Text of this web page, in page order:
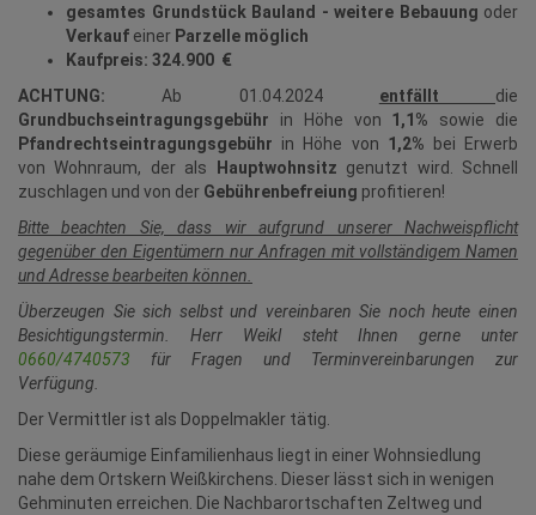
gesamtes Grundstück Bauland - weitere Bebauung oder
Verkauf einer Parzelle möglich
Kaufpreis: 324.900 €
ACHTUNG: Ab 01.04.2024 entfällt die
Grundbuchseintragungsgebühr in Höhe von 1,1% sowie die
Pfandrechtseintragungsgebühr in Höhe von 1,2% bei Erwerb
von Wohnraum, der als
Hauptwohnsitz genutzt wird. Schnell
zuschlagen und von der Gebührenbefreiung profitieren!
Bitte beachten Sie, dass wir aufgrund unserer Nachweispflicht
gegenüber den Eigentümern nur Anfragen mit vollständigem Namen
und Adresse bearbeiten können.
Überzeugen Sie sich selbst und vereinbaren Sie noch heute einen
Besichtigungstermin. Herr Weikl steht Ihnen gerne unter
0660/4740573 für Fragen und Terminvereinbarungen zur
Verfügung.
Der Vermittler ist als Doppelmakler tätig.
Diese geräumige Einfamilienhaus liegt in einer Wohnsiedlung
nahe dem Ortskern Weißkirchens. Dieser lässt sich in wenigen
Gehminuten erreichen. Die Nachbarortschaften Zeltweg und